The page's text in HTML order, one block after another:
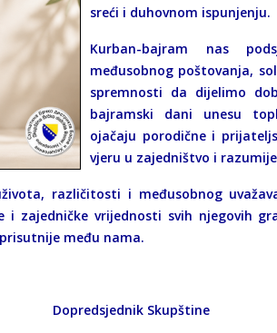
sreći i duhovnom ispunjenju.
Kurban-bajram nas
međusobnog poštovanja,
spremnosti da dijelimo
bajramski dani unesu
ojačaju porodične i
vjeru u zajedništvo i
različitosti i međusobnog
zajedničke vrijednosti svih njegovih
među nama.
Skupštine